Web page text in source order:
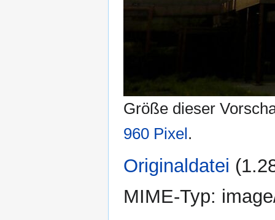
Größe dieser
960 Pixel.
Originaldatei
MIME-Typ: